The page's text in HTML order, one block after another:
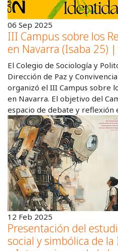
06 Sep 2025
III Campus sobre los
en Navarra (Isaba 25)
El Colegio de Sociología y
Dirección de Paz y
organizó el III Campus sobre
en Navarra. El objetivo del
espacio de debate y reflexión
12 Feb 2025
Presentación del
social y simbólica de